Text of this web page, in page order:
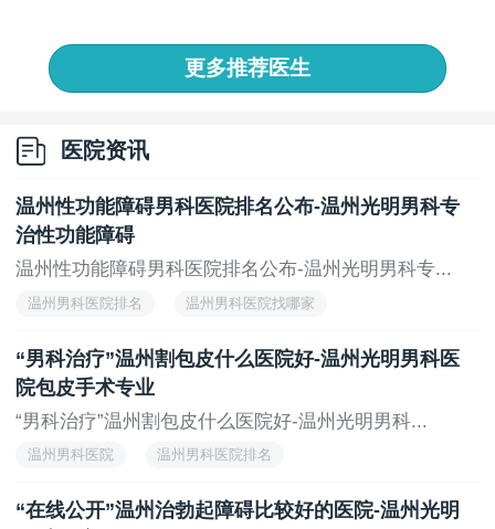
心理性心理性
感情不和互相缺乏交流缺乏性的激情也难引起勃起;
糖尿病
糖尿病影响到血管系统和神经系统是一种常见的勃
起功能障碍的并发症近一半的男性糖尿病病人患有勃起
很让人痛苦的很多人都可以说没有了幸福生活。
温馨提示：勃起后不够硬和上述这些病因有关系想
要治疗勃起后不够硬就得考虑上述病因通过这方面的检
查我们才能够知道自己身体到底是因为何故生病所以说
知道后续的治疗方法是什么?
更多推荐医生
医院资讯
温州性功能障碍男科医院排名公布-温州光明男科专
治性功能障碍
温州性功能障碍男科医院排名公布-温州光明男科专...
温州男科医院排名 温州男科医院找哪家
“男科治疗”温州割包皮什么医院好-温州光明男科医
院包皮手术专业
“男科治疗”温州割包皮什么医院好-温州光明男科...
温州男科医院 温州男科医院排名
“在线公开”温州治勃起障碍比较好的医院-温州光明